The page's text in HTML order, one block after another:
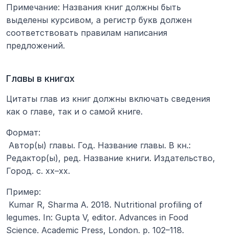
Примечание: Названия книг должны быть
выделены курсивом, а регистр букв должен
соответствовать правилам написания
предложений.
Главы в книгах
Цитаты глав из книг должны включать сведения
как о главе, так и о самой книге.
Формат:
Редактор(ы), ред. Название книги. Издательство,
Город. с. xx–xx.
Пример:
legumes. In: Gupta V, editor. Advances in Food
Science. Academic Press, London. p. 102–118.